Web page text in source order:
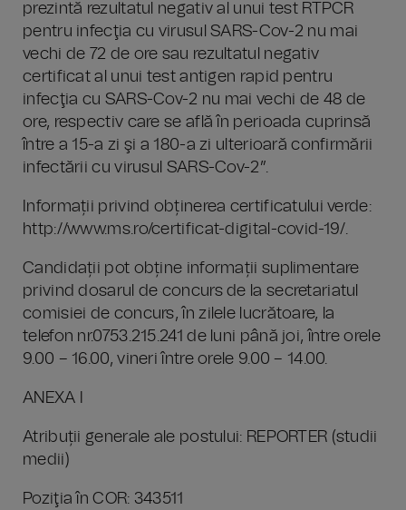
prezintă rezultatul negativ al unui test RTPCR
pentru infecţia cu virusul SARS-Cov-2 nu mai
vechi de 72 de ore sau rezultatul negativ
certificat al unui test antigen rapid pentru
infecţia cu SARS-Cov-2 nu mai vechi de 48 de
ore, respectiv care se află în perioada cuprinsă
între a 15-a zi şi a 180-a zi ulterioară confirmării
infectării cu virusul SARS-Cov-2”.
Informații privind obținerea certificatului verde:
http://www.ms.ro/certificat-digital-covid-19/.
Candidații pot obține informații suplimentare
privind dosarul de concurs de la secretariatul
comisiei de concurs, în zilele lucrătoare, la
telefon nr.0753.215.241 de luni până joi, între orele
9.00 – 16.00, vineri între orele 9.00 – 14.00.
ANEXA I
Atribuții generale ale postului: REPORTER (studii
medii)
Poziţia în COR: 343511